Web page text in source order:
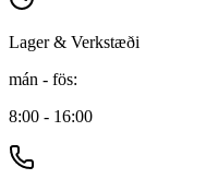
Lager & Verkstæði
mán - fös:
8:00 - 16:00